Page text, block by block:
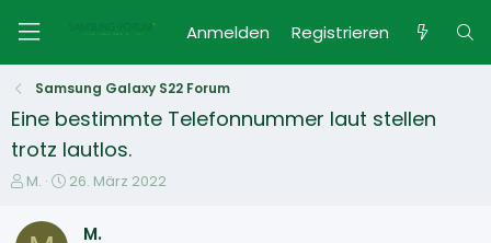
Anmelden Registrieren
Samsung Galaxy S22 Forum
Eine bestimmte Telefonnummer laut stellen
trotz lautlos.
E
s
M.
E
26. März 2022
M.